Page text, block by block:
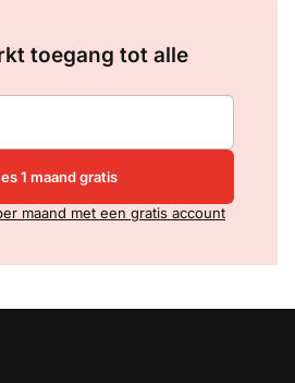
toegang tot alle
1 maand gratis
maand met een gratis account